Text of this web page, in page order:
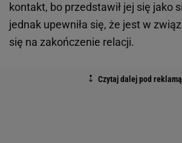
kontakt, bo przedstawił jej się jako
jednak upewniła się, że jest w
się na zakończenie relacji.